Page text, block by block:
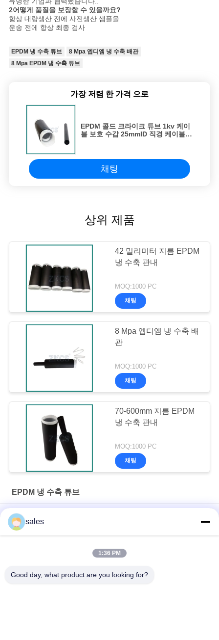
2어떻게 품질을 보장할 수 있을까요?
항상 대량생산 전에 사전생산 샘플을
운송 전에 항상 최종 검사
EPDM 냉 수축 튜브
8 Mpa 엡디엠 냉 수축 배관
8 Mpa EPDM 냉 수축 튜브
가장 저렴 한 가격 으로
EPDM 콜드 크라이크 튜브 1kv 케이
블 보호 수갑 25mmID 직경 케이블
채팅
상위 제품
42 밀리미터 지름 EPDM
냉 수축 관내
MOQ:1000 PC
채팅
8 Mpa 엡디엠 냉 수축 배
관
MOQ:1000 PC
채팅
70-600mm 지름 EPDM
냉 수축 관내
MOQ:1000 PC
채팅
EPDM 냉 수축 튜브
EPDM 콜드 크라이크 튜브 통신 및 전기 케이블에 대한 신뢰할
수 있는 날씨 밀폐
sales
1:36 PM
Good day, what product are you looking for?